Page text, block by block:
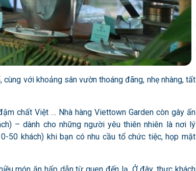
với khoảng sân vườn thoáng đãng, nhẹ nhàng, tất
chất Việt … Nhà hàng Viettown Garden còn gây ấn
– dành cho những người yêu thiên nhiên là nơi lý
50 khách) khi bạn có nhu cầu tổ chức tiệc, họp mặt
món ăn hấp dẫn từ quen đến lạ. Ở đây, thực khách